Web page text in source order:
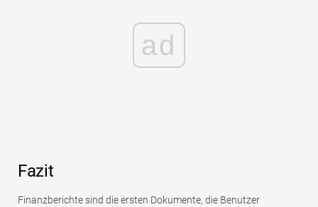
ad
Fazit
Finanzberichte sind die ersten Dokumente, die Benutzer